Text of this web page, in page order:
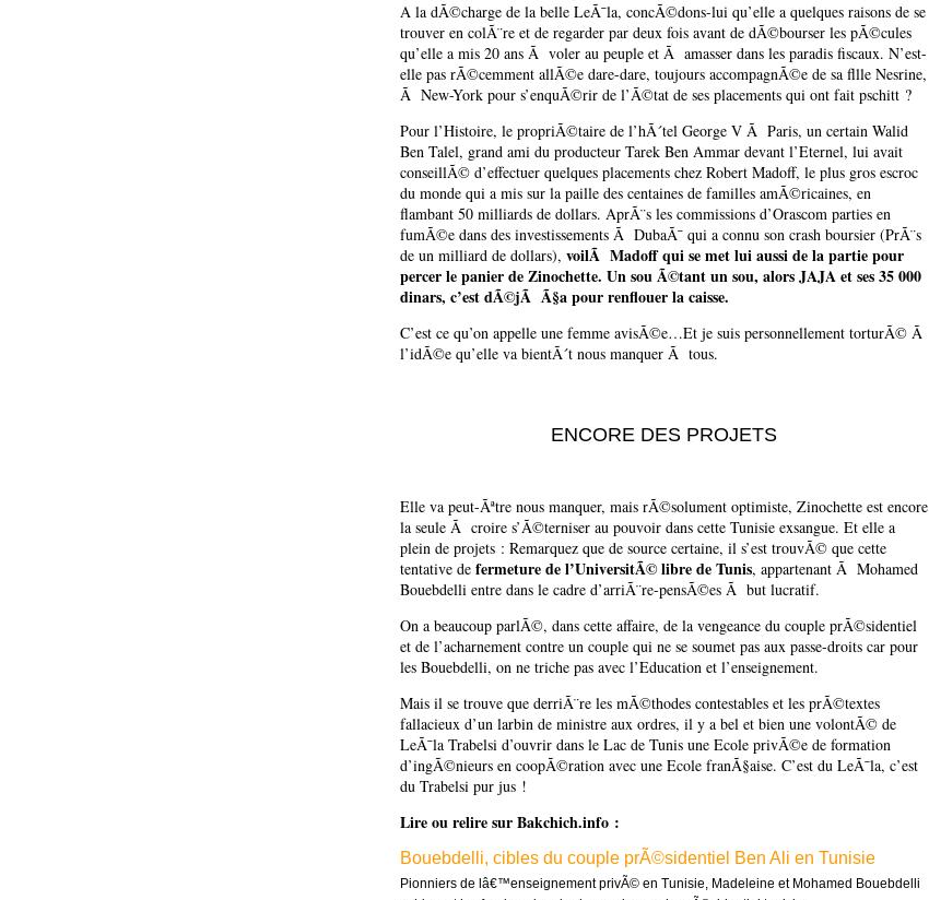
A la dÃ©charge de la belle LeÃ¯la, concÃ©dons-lui qu’elle a quelques raisons de se
trouver en colÃ¨re et de regarder par deux fois avant de dÃ©bourser les pÃ©cules
qu’elle a mis 20 ans Ã voler au peuple et Ã amasser dans les paradis fiscaux. N’est-
elle pas rÃ©cemment allÃ©e dare-dare, toujours accompagnÃ©e de sa fllle Nesrine,
Ã New-York pour s’enquÃ©rir de l’Ã©tat de ses placements qui ont fait pschitt ?
Pour l’Histoire, le propriÃ©taire de l’hÃ´tel George V Ã Paris, un certain Walid
Ben Talel, grand ami du producteur Tarek Ben Ammar devant l’Eternel, lui avait
conseillÃ© d’effectuer quelques placements chez Robert Madoff, le plus gros escroc
du monde qui a mis sur la paille des centaines de familles amÃ©ricaines, en
flambant 50 milliards de dollars. AprÃ¨s les commissions d’Orascom parties en
fumÃ©e dans des investissements Ã DubaÃ¯ qui a connu son crash boursier (PrÃ¨s
de un milliard de dollars), voilÃ Madoff qui se met lui aussi de la partie pour
percer le panier de Zinochette. Un sou Ã©tant un sou, alors JAJA et ses 35 000
dinars, c’est dÃ©jÃ Ã§a pour renflouer la caisse.
C’est ce qu’on appelle une femme avisÃ©e…Et je suis personnellement torturÃ© Ã
l’idÃ©e qu’elle va bientÃ´t nous manquer Ã tous.
ENCORE DES PROJETS
Elle va peut-Ãªtre nous manquer, mais rÃ©solument optimiste, Zinochette est encore
la seule Ã croire s’Ã©terniser au pouvoir dans cette Tunisie exsangue. Et elle a
plein de projets : Remarquez que de source certaine, il s’est trouvÃ© que cette
tentative de fermeture de l’UniversitÃ© libre de Tunis, appartenant Ã Mohamed
Bouebdelli entre dans le cadre d’arriÃ¨re-pensÃ©es Ã but lucratif.
On a beaucoup parlÃ©, dans cette affaire, de la vengeance du couple prÃ©sidentiel
et de l’acharnement contre un couple qui ne se soumet pas aux passe-droits car pour
les Bouebdelli, on ne triche pas avec l’Education et l’enseignement.
Mais il se trouve que derriÃ¨re les mÃ©thodes contestables et les prÃ©textes
fallacieux d’un larbin de ministre aux ordres, il y a bel et bien une volontÃ© de
LeÃ¯la Trabelsi d’ouvrir dans le Lac de Tunis une Ecole privÃ©e de formation
d’ingÃ©nieurs en coopÃ©ration avec une Ecole franÃ§aise. C’est du LeÃ¯la, c’est
du Trabelsi pur jus !
Lire ou relire sur Bakchich.info :
Bouebdelli, cibles du couple prÃ©sidentiel Ben Ali en Tunisie
Pionniers de lâ€™enseignement privÃ© en Tunisie, Madeleine et Mohamed Bouebdelli